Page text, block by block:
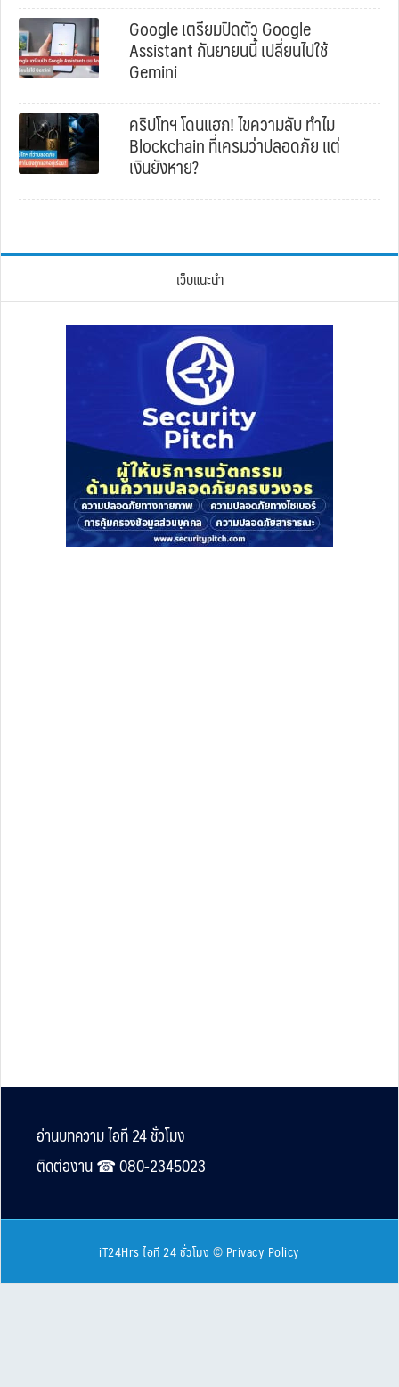
Google เตรียมปิดตัว Google
Assistant กันยายนนี้ เปลี่ยนไปใช้
Gemini
คริปโทฯ โดนแฮก! ไขความลับ ทำไม
Blockchain ที่เครมว่าปลอดภัย แต่
เงินยังหาย?
เว็บแนะนำ
Footer
อ่านบทความ ไอที 24 ชั่วโมง
ติดต่องาน ☎︎ 080-2345023
iT24Hrs ไอที 24 ชั่วโมง © Privacy Policy